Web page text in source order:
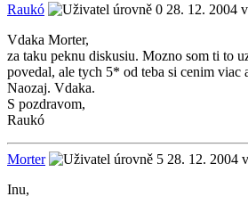
Raukó
28. 12. 2004
Vdaka Morter,
za taku peknu diskusiu. Mozno som ti to
povedal, ale tych 5* od teba si cenim viac
Naozaj. Vdaka.
S pozdravom,
Raukó
Morter
28. 12. 2004
Inu,